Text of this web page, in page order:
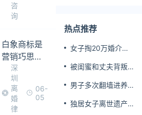
咨
询
白象商标是
营销巧思还
是误导之嫌
消费者感受
落差引发热
深
圳
离
婚
律
06-
05
热点推荐
女子掏20万婚介费
被闺蜜和丈夫背叛
男子多次翻墙进养
独居女子离世遗产